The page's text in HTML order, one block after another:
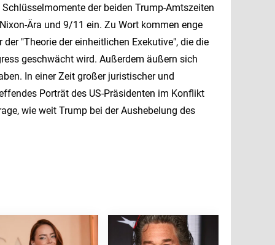
der beiden Trump-Amtszeiten
Ära und 9/11 ein. Zu Wort kommen enge
"Theorie der einheitlichen Exekutive", die die
geschwächt wird. Außerdem äußern sich
In einer Zeit großer juristischer und
Porträt des US-Präsidenten im Konflikt
wie weit Trump bei der Aushebelung des